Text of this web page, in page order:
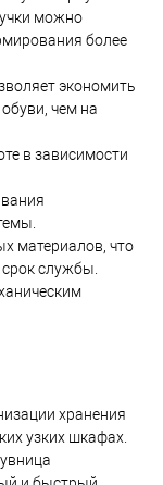
можно
более
экономить
чем на
в зависимости
материалов, что
срок службы.
хранения
узких шкафах.